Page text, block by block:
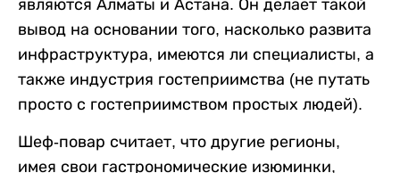
являются Алматы и Астана. Он делает такой
вывод на основании того, насколько развита
инфраструктура, имеются ли специалисты, а
также индустрия гостеприимства (не путать
просто с гостеприимством простых людей).
Шеф-повар считает, что другие регионы,
имея свои гастрономические изюминки,